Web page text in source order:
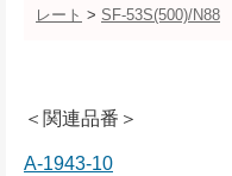
レート > SF-53S(500)/N88
＜関連品番＞
A-1943-10